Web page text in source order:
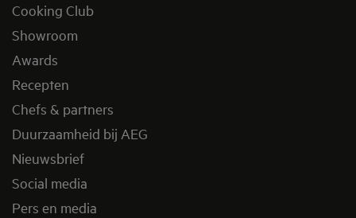
Cooking Club
Showroom
Awards
Recepten
Chefs & partners
Duurzaamheid bij AEG
Nieuwsbrief
Social media
Pers en media